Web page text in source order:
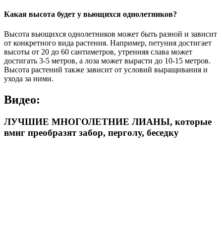
Какая высота будет у вьющихся однолетников?
Высота вьющихся однолетников может быть разной и зависит
от конкретного вида растения. Например, петуния достигает
высоты от 20 до 60 сантиметров, утренняя слава может
достигать 3-5 метров, а лоза может вырасти до 10-15 метров.
Высота растений также зависит от условий выращивания и
ухода за ними.
Видео:
ЛУЧШИЕ МНОГОЛЕТНИЕ ЛИАНЫ, которые
вмиг преобразят забор, перголу, беседку